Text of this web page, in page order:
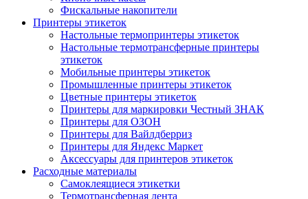
Фискальные накопители
Принтеры этикеток
Настольные термопринтеры этикеток
Настольные термотрансферные принтеры
этикеток
Мобильные принтеры этикеток
Промышленные принтеры этикеток
Цветные принтеры этикеток
Принтеры для маркировки Честный ЗНАК
Принтеры для ОЗОН
Принтеры для Вайлдберриз
Принтеры для Яндекс Маркет
Аксессуары для принтеров этикеток
Расходные материалы
Самоклеящиеся этикетки
Термотрансферная лента